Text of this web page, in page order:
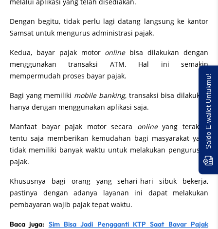
Dengan begitu, tidak perlu lagi datang langsung ke kantor
Samsat untuk mengurus administrasi pajak.
Kedua, bayar pajak motor onlinebisa dilakukan dengan
menggunakan transaksi ATM. Hal ini semakin
mempermudah proses bayar pajak.
Bagi yang memiliki mobile banking, transaksi bisa dilakukan
hanya dengan menggunakan aplikasi saja.
Manfaat bayar pajak motor secara onlineyang terakhir
tentu saja memberikan kemudahan bagi masyarakat yang
tidak memiliki banyak waktu untuk melakukan pengurusan
pajak.
Khususnya bagi orang yang sehari-hari sibuk bekerja,
pastinya dengan adanya layanan ini dapat melakukan
pembayaran wajib pajak tepat waktu.
Baca juga: Sim Bisa Jadi Pengganti KTP Saat Bayar Pajak
Saldo E-wallet Untukmu!